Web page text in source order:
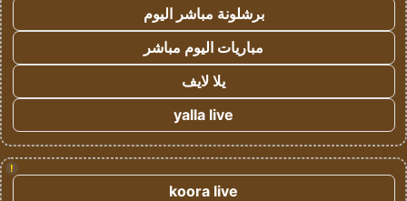
برشلونة مباشر اليوم
مباريات اليوم مباشر
يلا لايف
yalla live
!
koora live